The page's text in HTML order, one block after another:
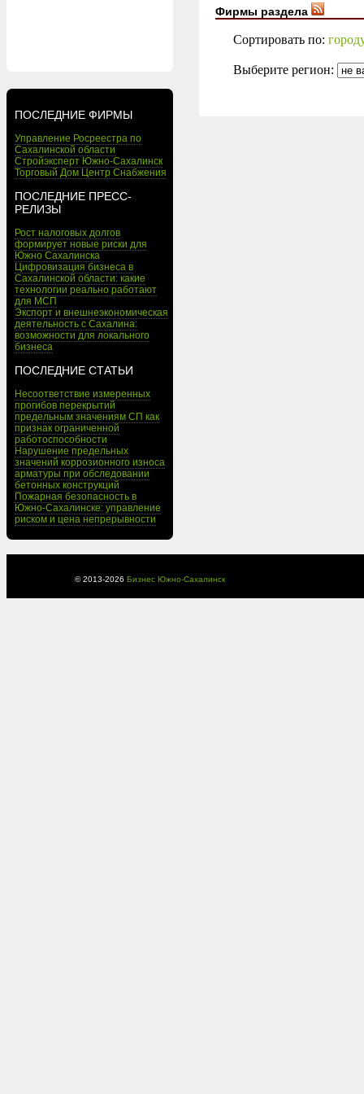
ПОСЛЕДНИЕ ФИРМЫ
Управление Росреестра по
Сахалинской области
Стройэксперт Южно-Сахалинск
Торговый Дом Центр Снабжения
ПОСЛЕДНИЕ ПРЕСС-
РЕЛИЗЫ
Рост налоговых долгов
формирует новые риски для
Южно Сахалинска
Цифровизация бизнеса в
Сахалинской области: какие
технологии реально работают
для МСП
Экспорт и внешнеэкономическая
деятельность с Сахалина:
возможности для локального
бизнеса
ПОСЛЕДНИЕ СТАТЬИ
Несоответствие измеренных
прогибов перекрытий
предельным значениям СП как
признак ограниченной
работоспособности
Нарушение предельных
значений коррозионного износа
арматуры при обследовании
бетонных конструкций
Пожарная безопасность в
Южно-Сахалинске: управление
риском и цена непрерывности
Фирмы раздела
Сортировать по:
Выберите регион:
© 2013-2026 Бизнес Южно-Сахалинск